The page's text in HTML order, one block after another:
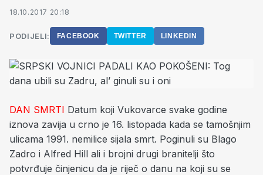
18.10.2017 20:18
PODIJELI: FACEBOOK TWITTER LINKEDIN
DAN SMRTI Datum koji Vukovarce svake godine
iznova zavija u crno je 16. listopada kada se tamošnjim
ulicama 1991. nemilice sijala smrt. Poginuli su Blago
Zadro i Alfred Hill ali i brojni drugi branitelji što
potvrđuje činjenicu da je riječ o danu na koji su se